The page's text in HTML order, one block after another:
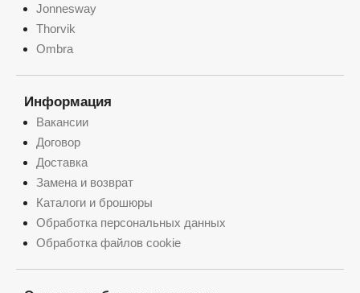
Jonnesway
Thorvik
Ombra
Информация
Вакансии
Договор
Доставка
Замена и возврат
Каталоги и брошюры
Обработка персональных данных
Обработка файлов cookie